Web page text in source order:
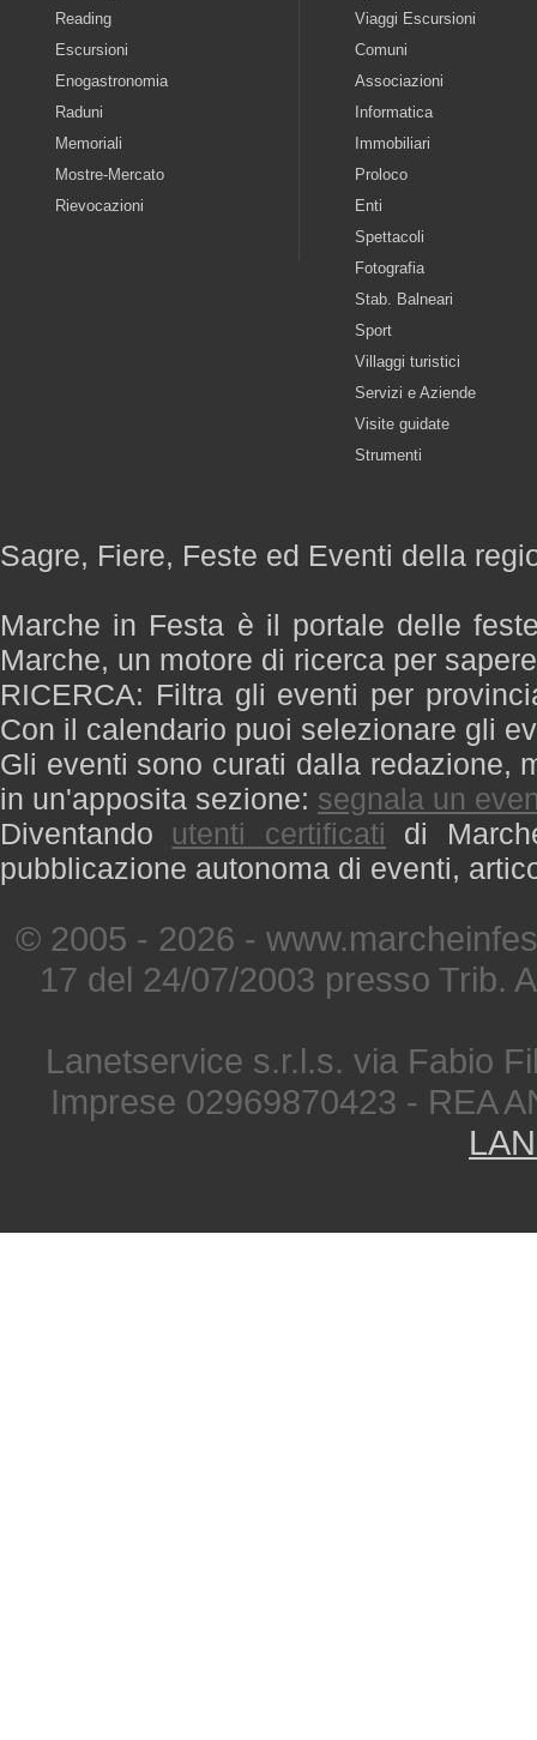
Reading
Escursioni
Enogastronomia
Raduni
Memoriali
Mostre-Mercato
Rievocazioni
Viaggi Escursioni
Comuni
Associazioni
Informatica
Immobiliari
Proloco
Enti
Spettacoli
Fotografia
Stab. Balneari
Sport
Villaggi turistici
Servizi e Aziende
Visite guidate
Strumenti
Sagre, Fiere, Feste ed Eventi della
Marche in Festa è il portale delle
Marche, un motore di ricerca per
RICERCA: Filtra gli eventi per
Con il calendario puoi selezionare gli
Gli eventi sono curati dalla redazione,
in un'apposita sezione: segnala un
Diventando utenti certificati di
pubblicazione autonoma di eventi,
© 2005 - 2026 -
17 del 24/07/2003 presso Trib.
Lanetservice s.r.l.s. via Fabio
Imprese 02969870423 - REA